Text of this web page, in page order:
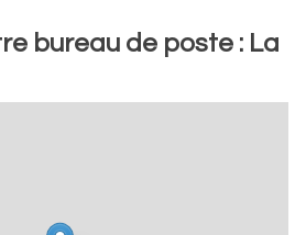
bureau de poste : La